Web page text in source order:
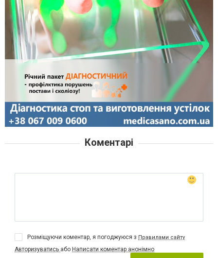
Коментарі
Розміщуючи коментар, я погоджуюся з Правилами сайту
Авторизуватись або Написати коментар анонімно